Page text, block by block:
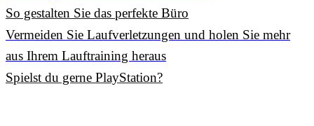
So gestalten Sie das perfekte Büro
Vermeiden Sie Laufverletzungen und holen Sie mehr
aus Ihrem Lauftraining heraus
Spielst du gerne PlayStation?